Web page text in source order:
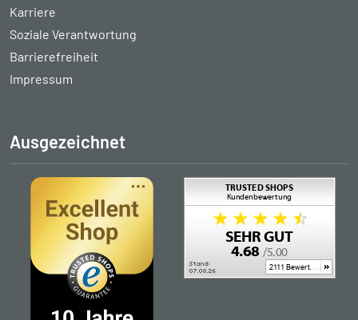
Karriere
Soziale Verantwortung
Barrierefreiheit
Impressum
Ausgezeichnet